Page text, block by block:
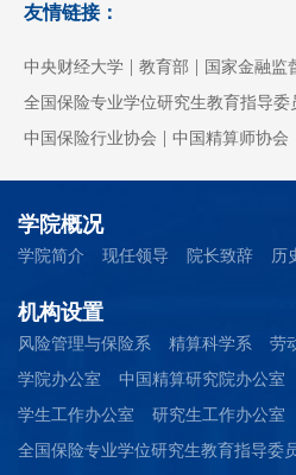
友情链接：
中央财经大学 | 教育部 | 国家金融监
全国保险专业学位研究生教育指导委
中国保险行业协会 | 中国精算师协会
学院概况
学院简介 现任领导 院长致辞 历
机构设置
风险管理与保险系 精算科学系
劳
学院办公室
中国精算研究院办公室
学生工作办公室
研究生工作办公室
全国保险专业学位研究生教育指导委